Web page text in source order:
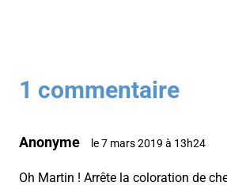
1 commentaire
Anonyme le 7 mars 2019 à 13h24
Oh Martin ! Arrête la coloration de